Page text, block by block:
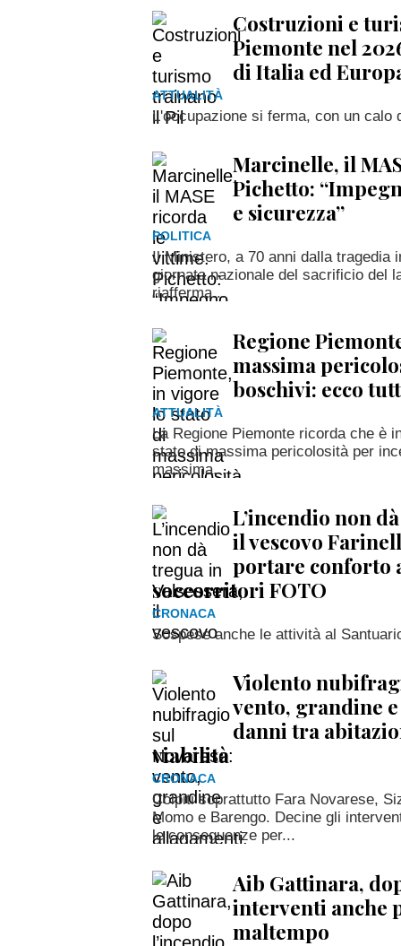
Costruzioni e
Piemonte nel
di Italia ed
ATTUALITÀ
L'occupazione si ferma, con un calo
Marcinelle, il
Pichetto:
e sicurezza”
POLITICA
Il Ministero, a 70 anni dalla tragedia
giornata nazionale del sacrificio del
riafferma...
Regione
massima
boschivi: ecco
ATTUALITÀ
La Regione Piemonte ricorda che è
stato di massima pericolosità per
massima...
L’incendio non
il vescovo
portare conforto
soccorritori FOTO
CRONACA
Sospese anche le attività al
Violento
vento, grandine
danni tra
viabilità
CRONACA
Colpiti soprattutto Fara Novarese,
Momo e Barengo. Decine gli
le conseguenze per...
Aib Gattinara,
interventi anche
maltempo